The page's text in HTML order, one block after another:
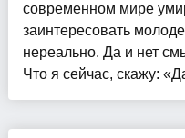
современном мире
заинтересовать
нереально. Да и нет
Что я сейчас, скажу: